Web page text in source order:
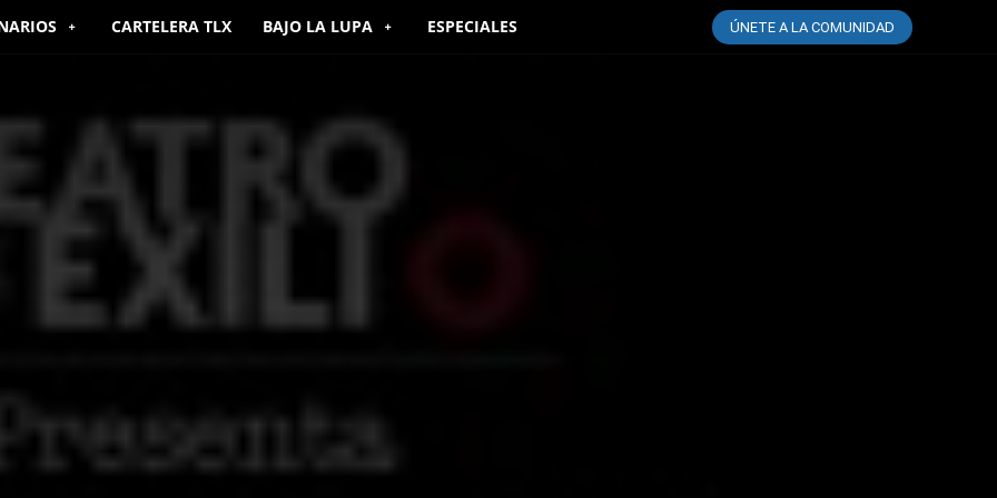
CARTELERA TLX BAJO LA LUPA ESPECIALES ÚNETE A LA COMUNIDAD